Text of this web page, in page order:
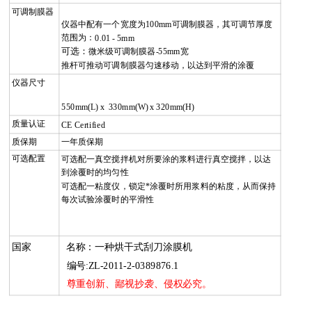
可调制膜器
仪器中配有一个宽度为100mm可调制膜器，其可调节厚度
范围为：0.01 - 5mm
可选：微米级可调制膜器-55mm宽
推杆可推动可调制膜器匀速移动，以达到平滑的涂覆
仪器尺寸
550mm(L) x 330mm(W) x 320mm(H)
质量认证
CE Certified
质保期
一年质保期
可选配置
可选配一真空搅拌机对所要涂的浆料进行真空搅拌，以达
到涂覆时的均匀性
可选配一粘度仪，锁定*涂覆时所用浆料的粘度，从而保持
每次试验涂覆时的平滑性
国家
名称：一种烘干式刮刀涂膜机
编号:ZL-2011-2-0389876.1
尊重创新、鄙视抄袭、侵权必究。